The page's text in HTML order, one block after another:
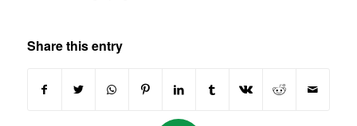
Share this entry